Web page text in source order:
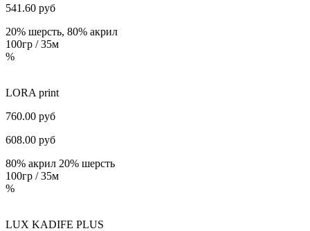
541.60 руб
20% шерсть, 80% акрил
100гр / 35м
%
LORA print
760.00 руб
608.00 руб
80% акрил 20% шерсть
100гр / 35м
%
LUX KADIFE PLUS